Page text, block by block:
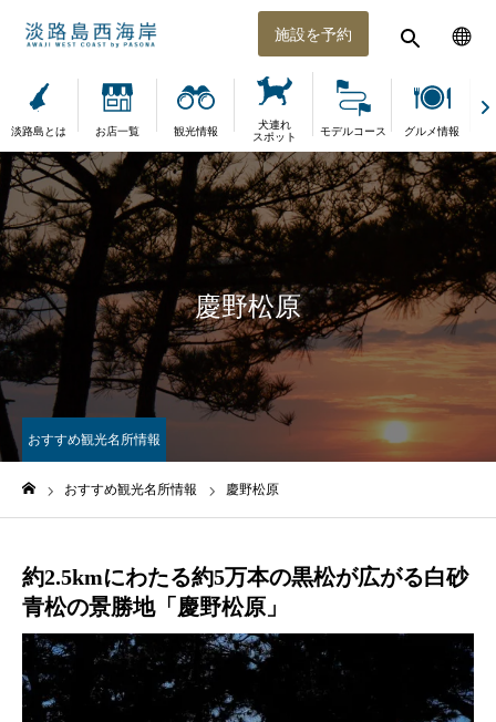
施設を予約
淡路島とは お店一覧 観光情報
犬連れ
スポット
モデルコース グルメ情報
慶野松原
おすすめ観光名所情報
おすすめ観光名所情報 慶野松原
約2.5kmにわたる約5万本の黒松が広がる白砂
青松の景勝地「慶野松原」